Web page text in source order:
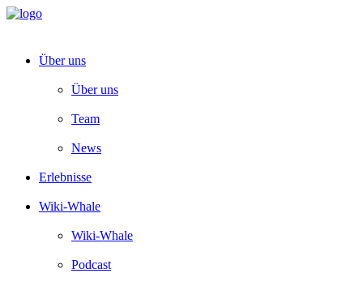
Über uns
Über uns
Team
News
Erlebnisse
Wiki-Whale
Wiki-Whale
Podcast